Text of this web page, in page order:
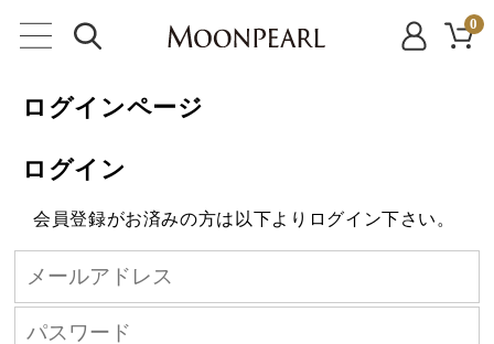
0
ログインページ
ログイン
会員登録がお済みの方は以下よりログイン下さい。